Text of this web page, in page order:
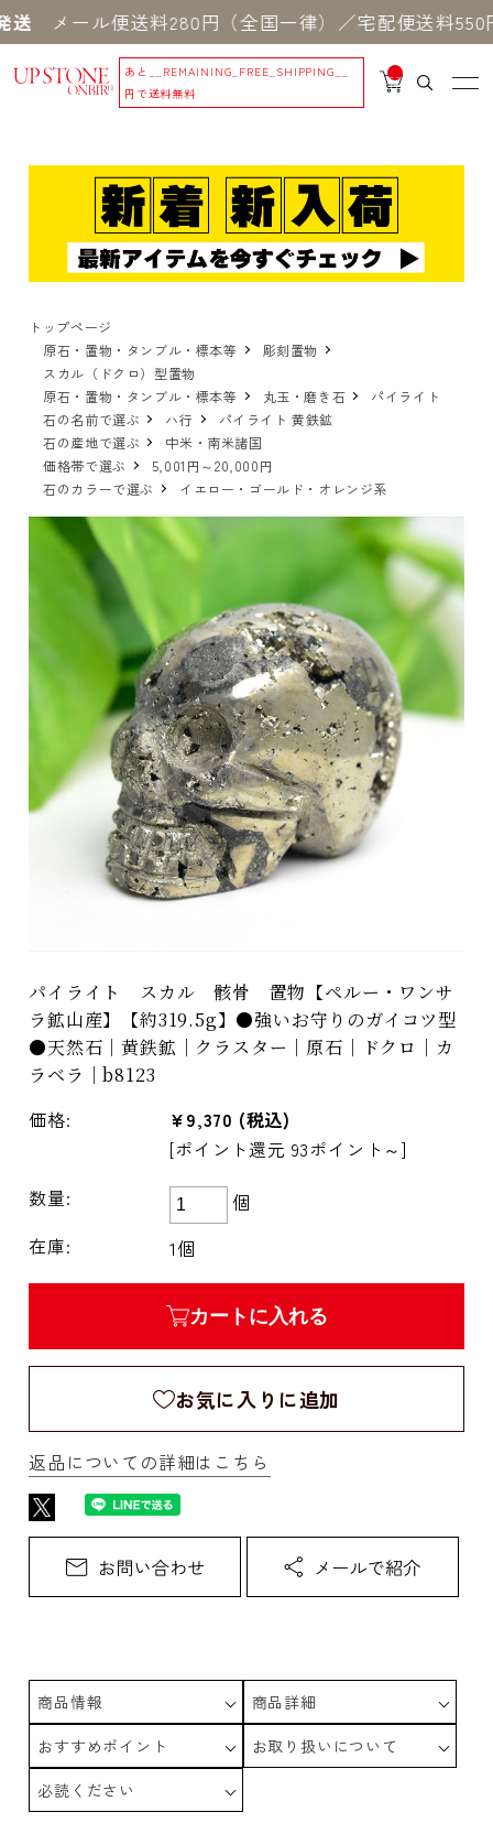
便送料280円（全国一律）／宅配便送料550円 ※
あと
__REMAINING_FREE_SHIPPING__
円で送料無料
__
IT
_
トップページ
原石・置物・タンブル・標本等
彫刻置物
スカル（ドクロ）型置物
原石・置物・タンブル・標本等
丸玉・磨き石
パイライト
石の名前で選ぶ
ハ行
パイライト 黄鉄鉱
石の産地で選ぶ
中米・南米諸国
価格帯で選ぶ
5,001円～20,000円
石のカラーで選ぶ
イエロー・ゴールド・オレンジ系
パイライト スカル 骸骨 置物【ペルー・ワンサ
ラ鉱山産】【約319.5g】●強いお守りのガイコツ型
●天然石｜黄鉄鉱｜クラスター｜原石｜ドクロ｜カ
ラベラ｜b8123
価格: ¥9,370 (税込)
[ポイント還元 93ポイント～]
数量:
個
在庫:
1個
カートに入れる
お気に入りに追加
返品についての詳細はこちら
商品情報
商品詳細
おすすめポイント
お取り扱いについて
必読ください